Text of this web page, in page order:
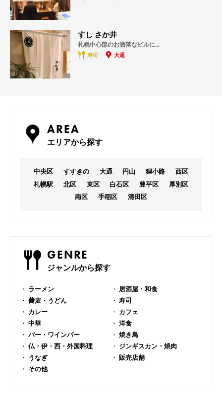
すし さか井
札幌中心部のお洒落なビルに...
寿司 大通
AREA
エリアから探す
中央区 すすきの 大通 円山 狸小路
西区
札幌駅
北区 東区 白石区 豊平区
厚別区
南区
手稲区 清田区
GENRE
ジャンルから探す
ラーメン
居酒屋・和食
蕎麦・うどん
寿司
カレー
カフェ
中華
洋食
バー・ワインバー
焼き鳥
仏・伊・西・外国料理
ジンギスカン・焼肉
うなぎ
販売店舗
その他